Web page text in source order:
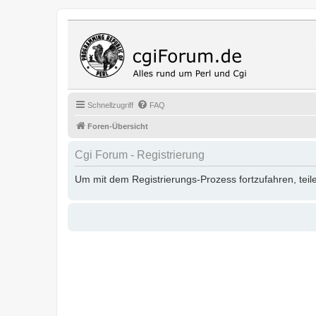
Schnellzugriff FAQ
Foren-Übersicht
Cgi Forum - Registrierung
Um mit dem Registrierungs-Prozess fortzufahren,